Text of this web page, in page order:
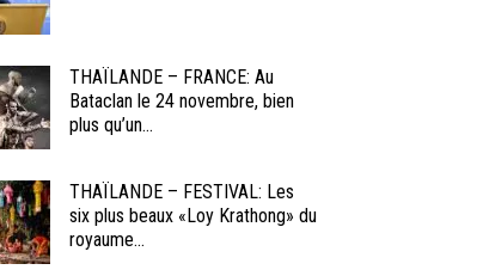
THAÏLANDE – FRANCE: Au
Bataclan le 24 novembre, bien
plus qu’un...
THAÏLANDE – FESTIVAL: Les
six plus beaux «Loy Krathong» du
royaume...